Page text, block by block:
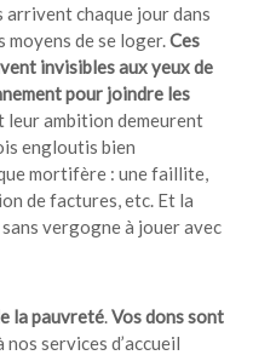
chaque jour dans
moyens de se loger.Ces
invisibles aux yeux de
pour joindre les
leur ambition demeurent
engloutis bien
mortifère : une faillite,
de factures, etc. Et la
sans vergogne à jouer avec
la pauvreté.Vos dons sont
services d’accueil